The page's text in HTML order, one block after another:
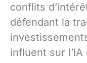
conflits
défendant la
influent sur